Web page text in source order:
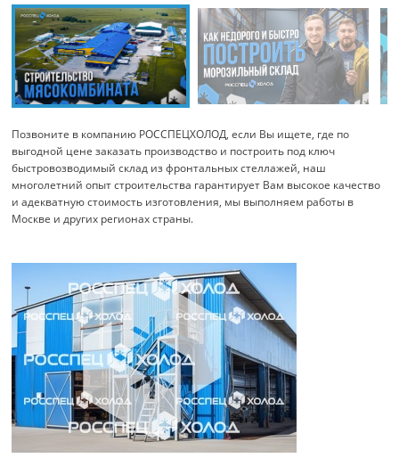
Позвоните в компанию РОССПЕЦХОЛОД, если Вы ищете, где по
выгодной цене заказать производство и построить под ключ
быстровозводимый склад из фронтальных стеллажей, наш
многолетний опыт строительства гарантирует Вам высокое качество
и адекватную стоимость изготовления, мы выполняем работы в
Москве и других регионах страны.